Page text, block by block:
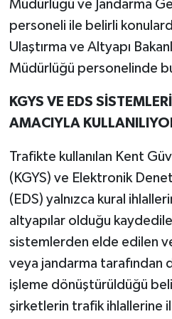
Müdürlüğü ve Jandarma
personeli ile belirli
Ulaştırma ve Altyapı
Müdürlüğü personelinde
KGYS VE EDS
AMACIYLA
Trafikte kullanılan Kent
(KGYS) ve Elektronik
(EDS) yalnızca kural
altyapılar olduğu
sistemlerden elde edilen
veya jandarma tarafından
işleme dönüştürüldüğü
şirketlerin trafik ihlallerine